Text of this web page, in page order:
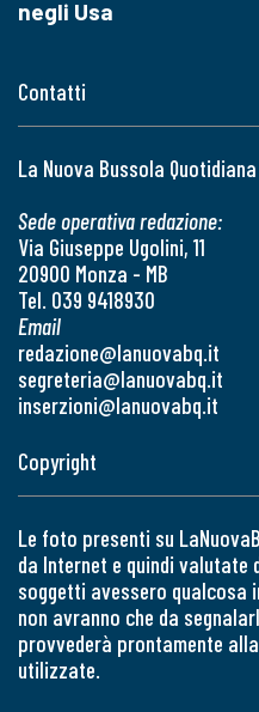
Contatti
La Nuova Bussola Quotidiana
Sede operativa redazione:
Via Giuseppe Ugolini, 11
20900 Monza - MB
Tel. 039 9418930
Email
redazione@lanuovabq.it
segreteria@lanuovabq.it
inserzioni@lanuovabq.it
negli Usa
Copyright
Le foto presenti su
da Internet e quindi valutate
soggetti avessero qualcosa
non avranno che da
provvederà prontamente
utilizzate.